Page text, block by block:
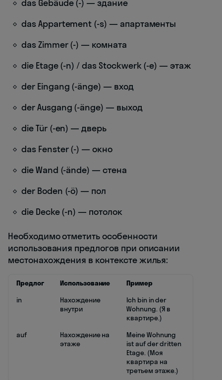
das Gebäude (-) — здание
das Appartement (-s) — апартаменты
das Zimmer (-) — комната
die Etage (-n) / das Stockwerk (-e) — этаж
der Eingang (-änge) — вход
der Ausgang (-änge) — выход
die Tür (-en) — дверь
das Fenster (-) — окно
die Wand (-ände) — стена
der Boden (-ö) — пол
die Decke (-n) — потолок
Необходимо отметить особенности
использования предлогов при описании
местонахождения в контексте жилья:
Предлог Использование
Пример
in
Нахождение
внутри
Ich bin in der
Wohnung. (Я в
квартире.)
auf
Нахождение на
этаже
Meine Wohnung
ist auf der dritten
Etage. (Моя
квартира на
третьем этаже.)